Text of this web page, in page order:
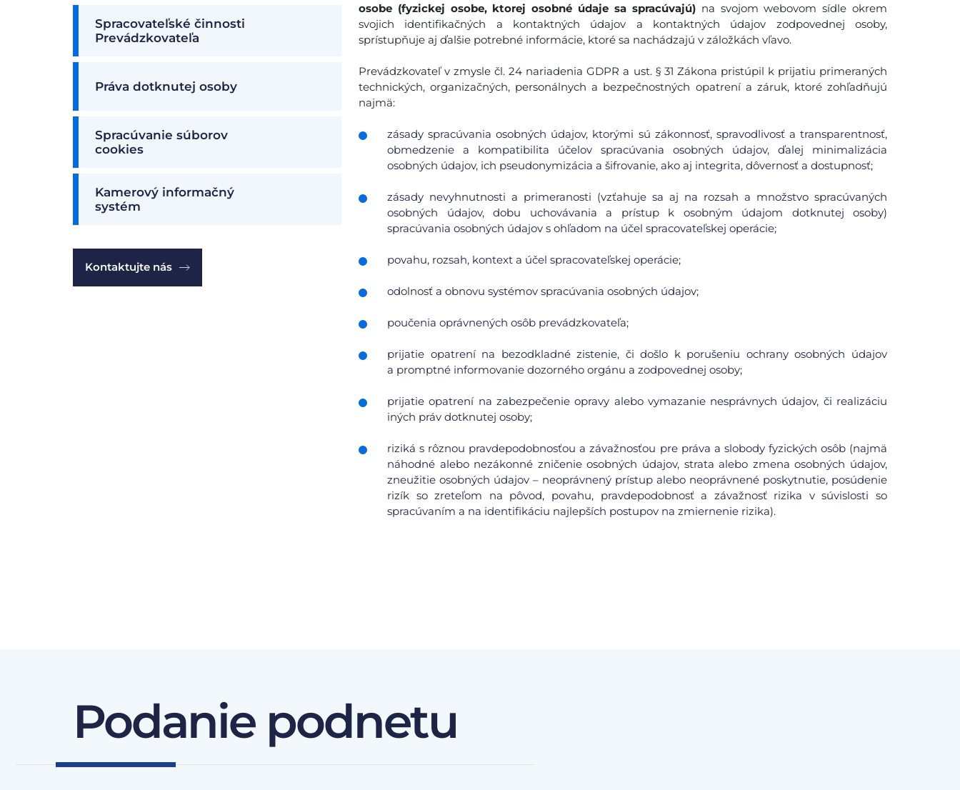
Spracovateľské činnosti
Prevádzkovateľa
Práva dotknutej osoby
Spracúvanie súborov
cookies
Kamerový informačný
systém
Kontaktujte nás
osobe (fyzickej osobe, ktorej osobné údaje sa spracúvajú)na svojom webovom sídle okrem
svojich identifikačných a kontaktných údajov a kontaktných údajov zodpovednej osoby,
sprístupňuje aj ďalšie potrebné informácie, ktoré sa nachádzajú v záložkách vľavo.
Prevádzkovateľ v zmysle čl. 24 nariadenia GDPR a ust. § 31 Zákona pristúpil k prijatiu primeraných
technických, organizačných, personálnych a bezpečnostných opatrení a záruk, ktoré zohľadňujú
najmä:
zásady spracúvania osobných údajov, ktorými sú zákonnosť, spravodlivosť a transparentnosť,
obmedzenie a kompatibilita účelov spracúvania osobných údajov, ďalej minimalizácia
osobných údajov, ich pseudonymizácia a šifrovanie, ako aj integrita, dôvernosť a dostupnosť;
zásady nevyhnutnosti a primeranosti (vzťahuje sa aj na rozsah a množstvo spracúvaných
osobných údajov, dobu uchovávania a prístup k osobným údajom dotknutej osoby)
spracúvania osobných údajov s ohľadom na účel spracovateľskej operácie;
povahu, rozsah, kontext a účel spracovateľskej operácie;
odolnosť a obnovu systémov spracúvania osobných údajov;
poučenia oprávnených osôb prevádzkovateľa;
prijatie opatrení na bezodkladné zistenie, či došlo k porušeniu ochrany osobných údajov
a promptné informovanie dozorného orgánu a zodpovednej osoby;
prijatie opatrení na zabezpečenie opravy alebo vymazanie nesprávnych údajov, či realizáciu
iných práv dotknutej osoby;
riziká s rôznou pravdepodobnosťou a závažnosťou pre práva a slobody fyzických osôb (najmä
náhodné alebo nezákonné zničenie osobných údajov, strata alebo zmena osobných údajov,
zneužitie osobných údajov – neoprávnený prístup alebo neoprávnené poskytnutie, posúdenie
rizík so zreteľom na pôvod, povahu, pravdepodobnosť a závažnosť rizika v súvislosti so
spracúvaním a na identifikáciu najlepších postupov na zmiernenie rizika).
Podanie podnetu